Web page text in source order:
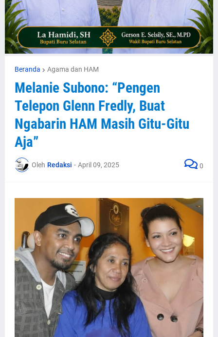
Beranda Agama dan HAM
Melanie Subono: “Pengen
Telepon Glenn Fredly, Buat
Ngabarin HAM Masih Gitu-Gitu
Aja”
Oleh Redaksi - April 09, 2025 0